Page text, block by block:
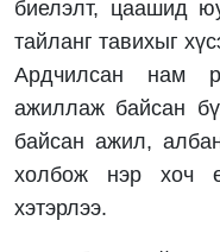
биелэлт, цаашид
тайланг тавихыг
Ардчилсан нам
ажиллаж байсан
байсан ажил,
холбож нэр хоч
хэтэрлээ.